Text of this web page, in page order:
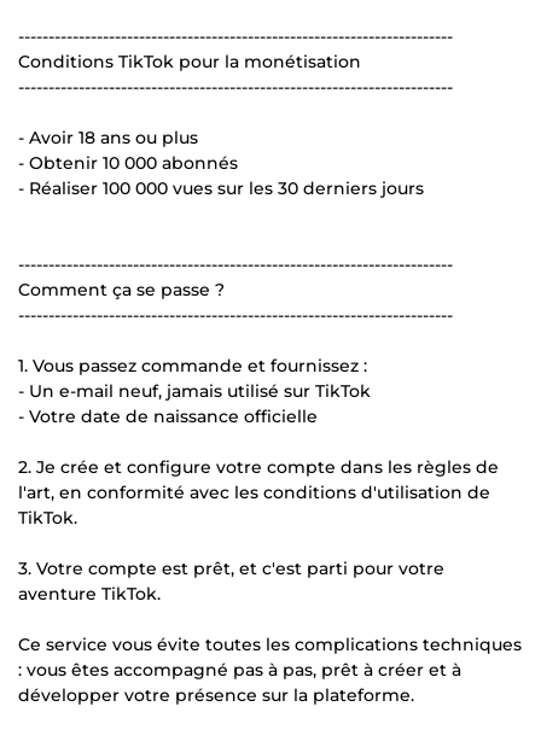
------------------------------------------------------------------------
Conditions TikTok pour la monétisation
------------------------------------------------------------------------
- Avoir 18 ans ou plus
- Obtenir 10 000 abonnés
- Réaliser 100 000 vues sur les 30 derniers jours
------------------------------------------------------------------------
Comment ça se passe ?
------------------------------------------------------------------------
1. Vous passez commande et fournissez :
- Un e-mail neuf, jamais utilisé sur TikTok
- Votre date de naissance officielle
2. Je crée et configure votre compte dans les règles de
l'art, en conformité avec les conditions d'utilisation de
TikTok.
3. Votre compte est prêt, et c'est parti pour votre
aventure TikTok.
Ce service vous évite toutes les complications techniques
: vous êtes accompagné pas à pas, prêt à créer et à
développer votre présence sur la plateforme.